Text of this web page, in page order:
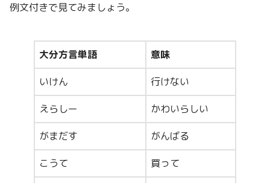
例文付きで見てみましょう。
大分方言単語 意味
いけん 行けない
えらしー かわいらしい
がまだす がんばる
こうて 買って